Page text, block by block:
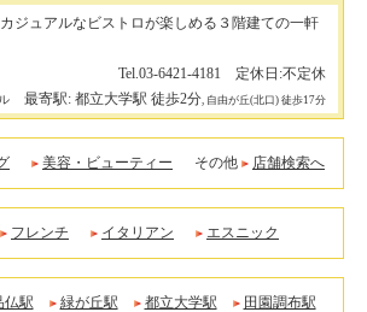
ジュアルなビストロが楽しめる３階建ての一軒
Tel.03-6421-4181 定休日:不定休
最寄駅: 都立大学駅 徒歩2分, 自由が丘(北口) 徒歩17分
美容・ビューティー その他 店舗検索へ
フレンチ イタリアン エスニック
仏駅 緑が丘駅 都立大学駅 田園調布駅